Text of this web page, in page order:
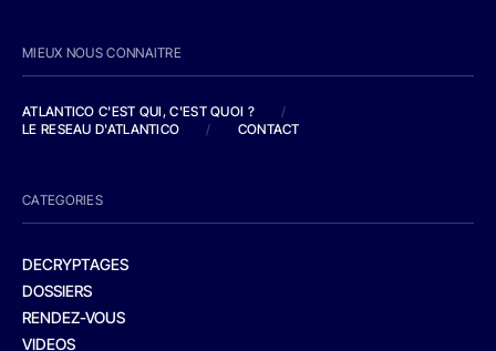
MIEUX NOUS CONNAITRE
ATLANTICO C'EST QUI, C'EST QUOI ?
/
LE RESEAU D'ATLANTICO
/ CONTACT
CATEGORIES
DECRYPTAGES
DOSSIERS
RENDEZ-VOUS
VIDEOS